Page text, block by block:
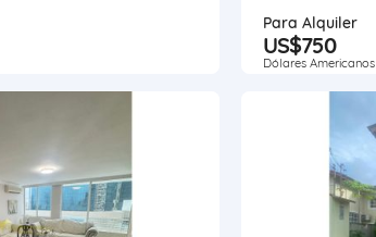
Para Alquiler
US$750
Dólares Americanos